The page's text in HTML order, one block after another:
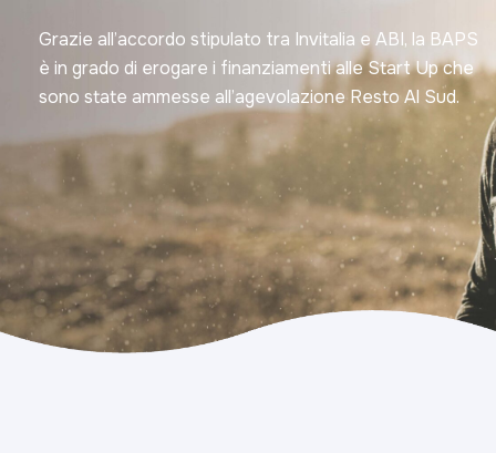
Grazie all’accordo stipulato tra Invitalia e ABI, la BAPS
è in grado di erogare i finanziamenti alle Start Up che
sono state ammesse all’agevolazione Resto Al Sud.